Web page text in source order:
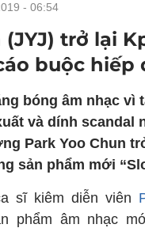
- 06:54
(JYJ) trở lại
buộc hiếp
bóng âm nhạc vì
và dính scandal
Park Yoo Chun
sản phẩm mới
sĩ kiêm diễn viên
phẩm âm nhạc